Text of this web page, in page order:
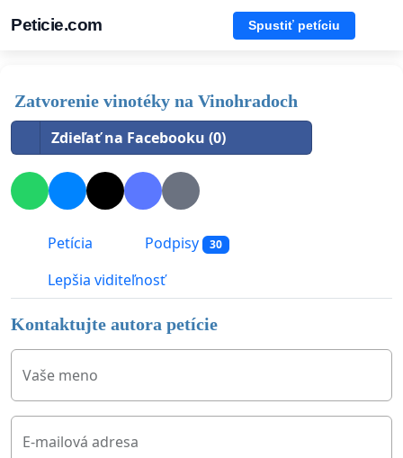
Peticie.com Spustiť petíciu
Zatvorenie vinotéky na Vinohradoch
Zdieľať na Facebooku (0)
Petícia Podpisy 30
Lepšia viditeľnosť
Kontaktujte autora petície
Vaše meno
E-mailová adresa